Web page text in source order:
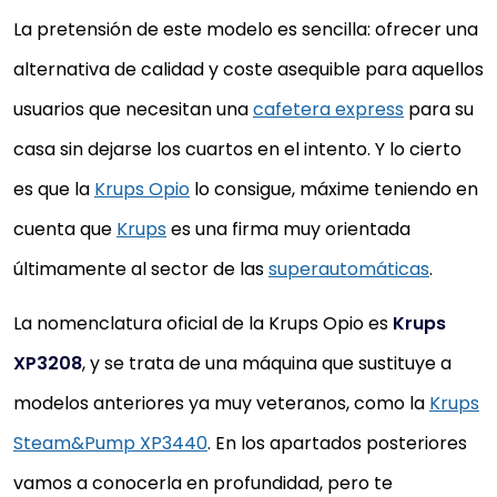
La pretensión de este modelo es sencilla: ofrecer una
alternativa de calidad y coste asequible para aquellos
usuarios que necesitan unacafetera express para su
casa sin dejarse los cuartos en el intento. Y lo cierto
es que la Krups Opio lo consigue, máxime teniendo en
cuenta que Krupses una firma muy orientada
últimamente al sector de lassuperautomáticas.
La nomenclatura oficial de la Krups Opio es Krups
XP3208, y se trata de una máquina que sustituye a
modelos anteriores ya muy veteranos, como la Krups
Steam&Pump XP3440. En los apartados posteriores
vamos a conocerla en profundidad, pero te